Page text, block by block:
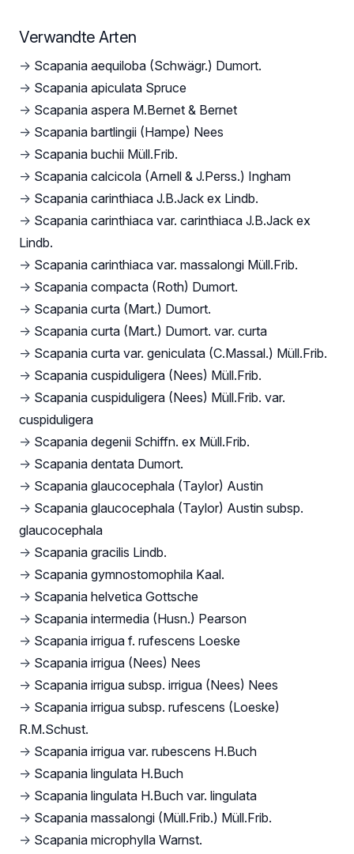
Verwandte Arten
→ Scapania aequiloba (Schwägr.) Dumort.
→ Scapania apiculata Spruce
→ Scapania aspera M.Bernet & Bernet
→ Scapania bartlingii (Hampe) Nees
→ Scapania buchii Müll.Frib.
→ Scapania calcicola (Arnell & J.Perss.) Ingham
→ Scapania carinthiaca J.B.Jack ex Lindb.
→ Scapania carinthiaca var. carinthiaca J.B.Jack ex
Lindb.
→ Scapania carinthiaca var. massalongi Müll.Frib.
→ Scapania compacta (Roth) Dumort.
→ Scapania curta (Mart.) Dumort.
→ Scapania curta (Mart.) Dumort. var. curta
→ Scapania curta var. geniculata (C.Massal.) Müll.Frib.
→ Scapania cuspiduligera (Nees) Müll.Frib.
→ Scapania cuspiduligera (Nees) Müll.Frib. var.
cuspiduligera
→ Scapania degenii Schiffn. ex Müll.Frib.
→ Scapania dentata Dumort.
→ Scapania glaucocephala (Taylor) Austin
→ Scapania glaucocephala (Taylor) Austin subsp.
glaucocephala
→ Scapania gracilis Lindb.
→ Scapania gymnostomophila Kaal.
→ Scapania helvetica Gottsche
→ Scapania intermedia (Husn.) Pearson
→ Scapania irrigua f. rufescens Loeske
→ Scapania irrigua (Nees) Nees
→ Scapania irrigua subsp. irrigua (Nees) Nees
→ Scapania irrigua subsp. rufescens (Loeske)
R.M.Schust.
→ Scapania irrigua var. rubescens H.Buch
→ Scapania lingulata H.Buch
→ Scapania lingulata H.Buch var. lingulata
→ Scapania massalongi (Müll.Frib.) Müll.Frib.
→ Scapania microphylla Warnst.